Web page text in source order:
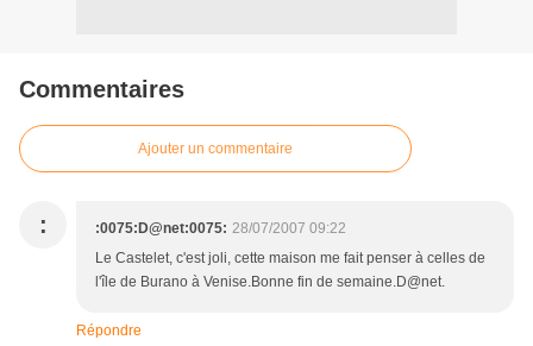
Commentaires
Ajouter un commentaire
: :0075:D@net:0075: 28/07/2007 09:22
Le Castelet, c'est joli, cette maison me fait penser à celles de
l'île de Burano à Venise.Bonne fin de semaine.D@net.
Répondre